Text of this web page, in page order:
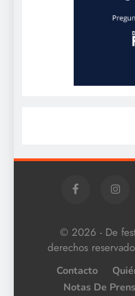
© 2026 - De
derechos
Contacto
Notas De